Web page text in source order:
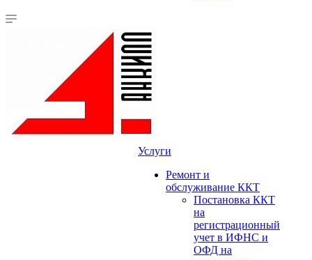
Услуги
Ремонт и
обслуживание ККТ
Постановка ККТ
на
регистрационный
учет в ИФНС и
ОФД на